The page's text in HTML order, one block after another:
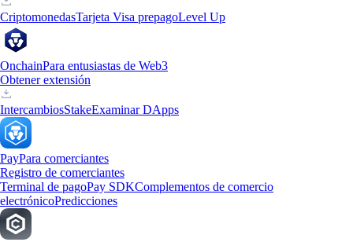
CriptomonedasTarjeta Visa prepagoLevel Up
OnchainPara entusiastas de Web3
Obtener extensión
IntercambiosStakeExaminar DApps
PayPara comerciantes
Registro de comerciantes
Terminal de pagoPay SDKComplementos de comercio
electrónicoPredicciones